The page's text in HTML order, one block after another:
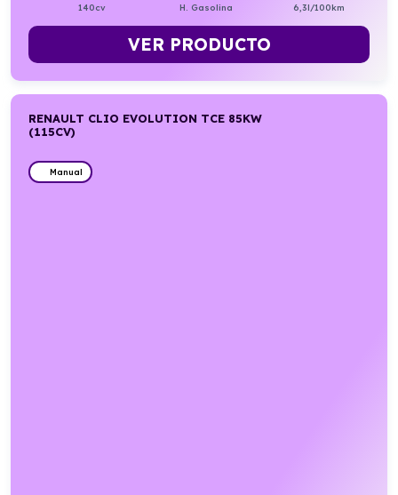
140cv H. Gasolina 6,3l/100km
VER PRODUCTO
RENAULT CLIO EVOLUTION TCE 85KW
(115CV)
Manual